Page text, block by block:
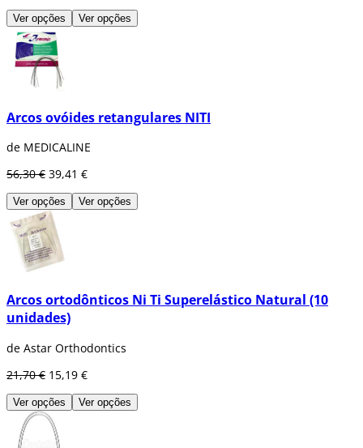
Ver opções Ver opções
Arcos ovóides retangulares NITI
de MEDICALINE
56,30 € 39,41 €
Ver opções Ver opções
Arcos ortodônticos Ni Ti Superelástico Natural (10
unidades)
de Astar Orthodontics
21,70 € 15,19 €
Ver opções Ver opções